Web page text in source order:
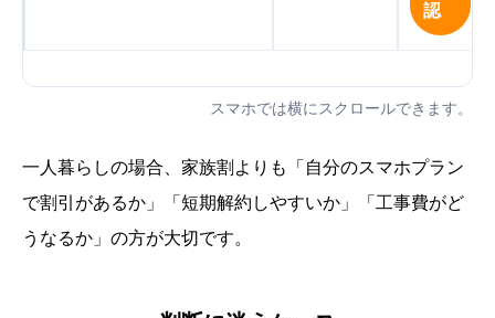
認
スマホでは横にスクロールできます。
一人暮らしの場合、家族割よりも「自分のスマホプラン
で割引があるか」「短期解約しやすいか」「工事費がど
うなるか」の方が大切です。